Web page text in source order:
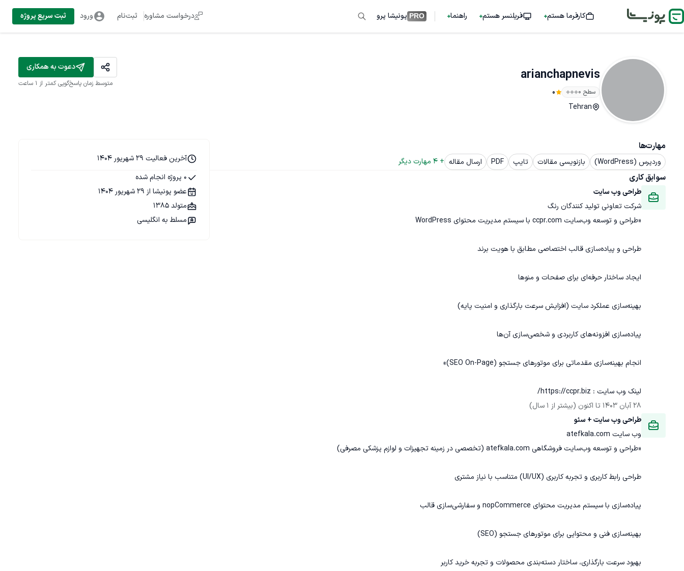
کارفرما هستم فریلنسر هستم راهنما PRO پونیشا پرو درخواست مشاوره ثبت‌نام ورود ثبت سریع پروژه
arianchapnevis
سطح ۰ 0
Tehran
دعوت به همکاری
متوسط زمان پاسخ‌گویی کمتر از 1 ساعت
مهارت‌ها
وردپرس (WordPress) بازنویسی مقالات تایپ PDF ارسال مقاله +
4 مهارت دیگر
سوابق کاری
طراحی وب سایت
شرکت تعاونی تولید کنندگان رنگ
لینک وب سایت : https://ccpr.biz/
28 آبان 1403
تا اکنون (بیشتر از 1 سال)
طراحی وب سایت + سئو
وب سایت atefkala.com
آخرین فعالیت 29 شهریور 1404
0 پروژه انجام شده
عضو پونیشا از 29 شهریور 1404
متولد 1385
مسلط به انگلیسی